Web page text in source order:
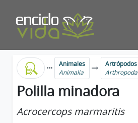
Animales
Animalia
Artrópodos
Arthropoda
Polilla minadora
Acrocercops marmaritis